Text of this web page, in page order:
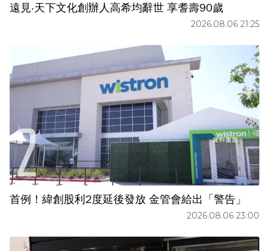
遠見‧天下文化創辦人高希均辭世 享耆壽90歲
2026.08.06 21:25
首例！緯創股利2度延後發放 金管會給出「警告」
2026.08.06 23:00